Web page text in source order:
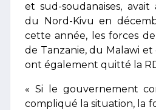
et sud-soudanaises,
du Nord-Kivu en
cette année, les forces
de Tanzanie, du Malawi et
ont également quitté la
« Si le gouvernement
compliqué la situation, la